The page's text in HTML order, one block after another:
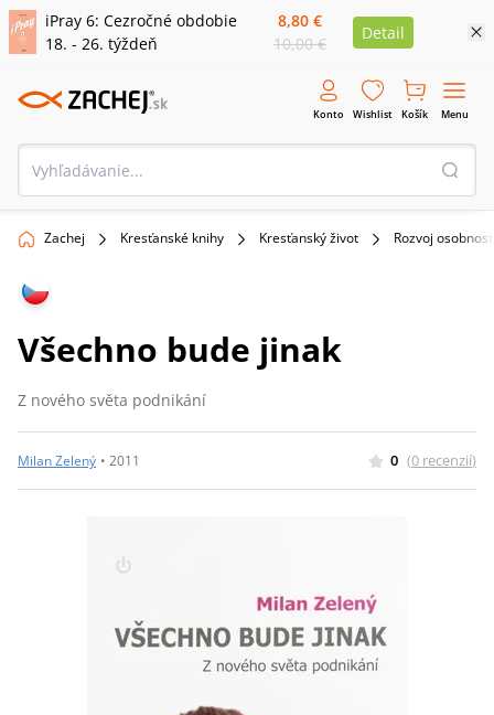
iPray 6: Cezročné obdobie
18. - 26. týždeň
8,80 €
10,00 €
Detail
Konto Wishlist Košík Menu
Zachej Kresťanské knihy Kresťanský život Rozvoj
Všechno bude jinak
Z nového světa podnikání
Milan Zelený • 2011 0 (0 recenzií)